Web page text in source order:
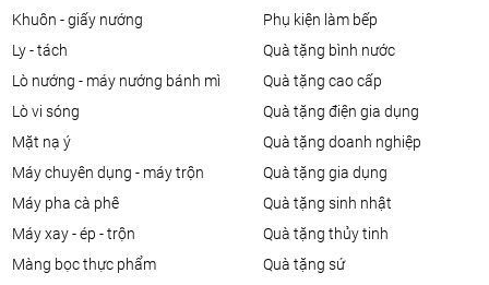
khuôn - giấy nướng
ly - tách
lò nướng - máy nướng bánh mì
lò vi sóng
mặt nạ ý
máy chuyên dụng - máy trộn
máy pha cà phê
máy xay - ép - trộn
màng bọc thực phẩm
phụ kiện làm bếp
quà tặng bình nước
quà tặng cao cấp
quà tặng điện gia dụng
quà tặng doanh nghiệp
quà tặng gia dụng
quà tặng sinh nhật
quà tặng thủy tinh
quà tặng sứ